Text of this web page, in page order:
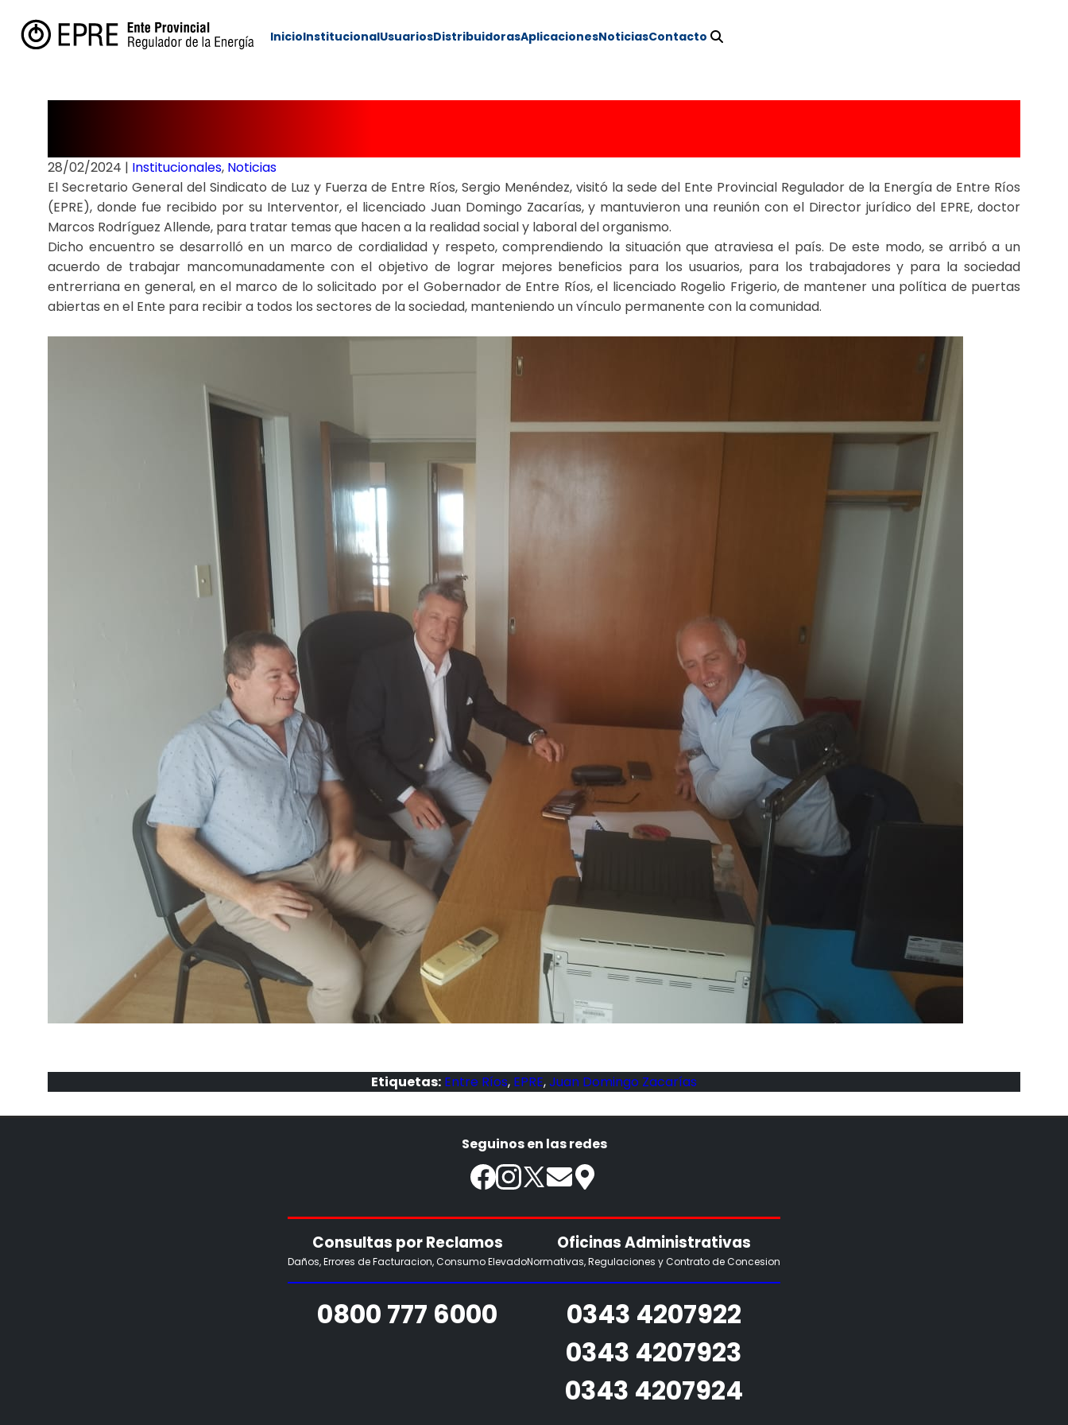
InicioInstitucionalUsuariosDistribuidorasAplicacionesNoticiasContacto
28/02/2024 | Institucionales, Noticias
El Secretario General del Sindicato de Luz y Fuerza de Entre Ríos, Sergio Menéndez, visitó la sede del Ente Provincial Regulador de la Energía de Entre Ríos
(EPRE), donde fue recibido por su Interventor, el licenciado Juan Domingo Zacarías, y mantuvieron una reunión con el Director jurídico del EPRE, doctor
Marcos Rodríguez Allende, para tratar temas que hacen a la realidad social y laboral del organismo.
Dicho encuentro se desarrolló en un marco de cordialidad y respeto, comprendiendo la situación que atraviesa el país. De este modo, se arribó a un
acuerdo de trabajar mancomunadamente con el objetivo de lograr mejores beneficios para los usuarios, para los trabajadores y para la sociedad
entrerriana en general, en el marco de lo solicitado por el Gobernador de Entre Ríos, el licenciado Rogelio Frigerio, de mantener una política de puertas
abiertas en el Ente para recibir a todos los sectores de la sociedad, manteniendo un vínculo permanente con la comunidad.
Etiquetas: Entre Ríos, EPRE,Juan Domingo Zacarías
Seguinos en las redes
Consultas por Reclamos
Daños, Errores de Facturacion, Consumo Elevado
0800 777 6000
Oficinas Administrativas
Normativas, Regulaciones y Contrato de Concesion
0343 4207922
0343 4207923
0343 4207924